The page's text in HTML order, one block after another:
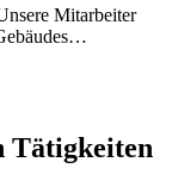
Mitarbeiter
Tätigkeiten